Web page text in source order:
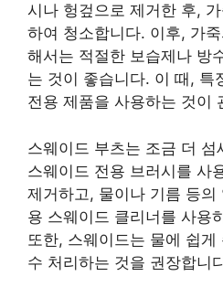
시나 헝겊으로 제거한 후,
하여 청소합니다. 이후, 가
해서는 적절한 보습제나 방
는 것이 좋습니다. 이 때, 특
전용 제품을 사용하는 것이
스웨이드 부츠는 조금 더
스웨이드 전용 브러시를 사
제거하고, 물이나 기름 등의
용 스웨이드 클리너를 사용
또한, 스웨이드는 물에 쉽
수 처리하는 것을 권장합니